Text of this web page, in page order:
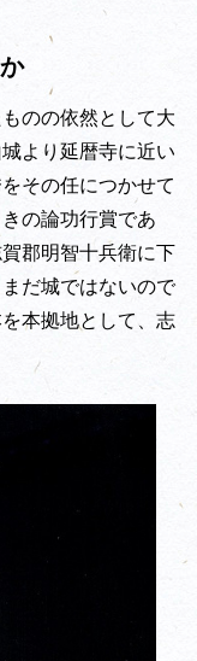
のの依然として大
より延暦寺に近い
その任につかせて
の論功行賞であ
郡明智十兵衛に下
だ城ではないので
本拠地として、志